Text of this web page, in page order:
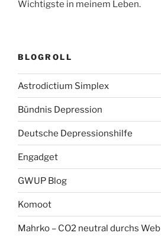
Wichtigste in meinem Leben.
BLOGROLL
Astrodictium Simplex
Bündnis Depression
Deutsche Depressionshilfe
Engadget
GWUP Blog
Komoot
Mahrko – CO2 neutral durchs Web